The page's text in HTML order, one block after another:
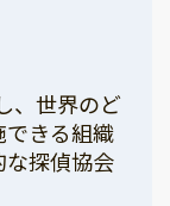
、世界のど
きる組織
探偵協会